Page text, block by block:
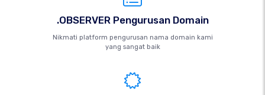
.OBSERVER Pengurusan Domain
Nikmati platform pengurusan nama domain kami
yang sangat baik